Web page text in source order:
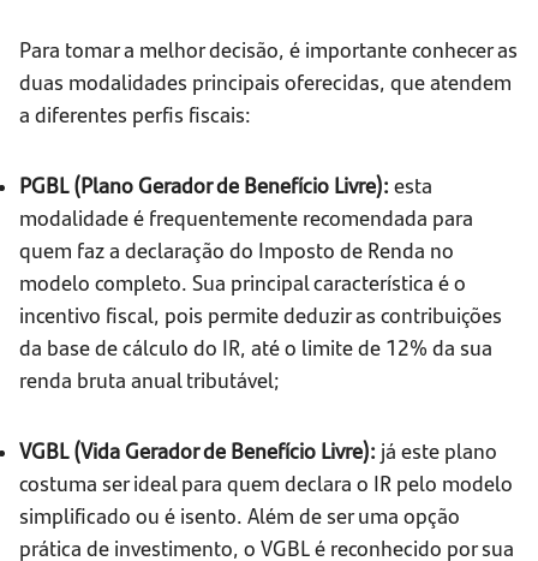
Para tomar a melhor decisão, é importante conhecer as
duas modalidades principais oferecidas, que atendem
a diferentes perfis fiscais:
PGBL (Plano Gerador de Benefício Livre): esta
modalidade é frequentemente recomendada para
quem faz a declaração do Imposto de Renda no
modelo completo. Sua principal característica é o
incentivo fiscal, pois permite deduzir as contribuições
da base de cálculo do IR, até o limite de 12% da sua
renda bruta anual tributável;
VGBL (Vida Gerador de Benefício Livre): já este plano
costuma ser ideal para quem declara o IR pelo modelo
simplificado ou é isento. Além de ser uma opção
prática de investimento, o VGBL é reconhecido por sua